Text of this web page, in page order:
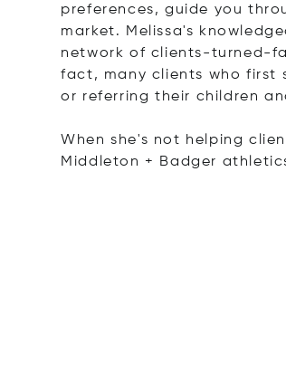
preferences, guide you
market. Melissa's
network of clients-turned-
fact, many clients who first
or referring their children
When she's not helping
Middleton + Badger